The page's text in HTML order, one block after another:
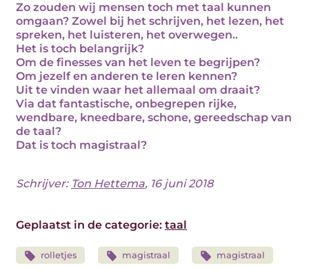
Zo zouden wij mensen toch met taal kunnen
omgaan? Zowel bij het schrijven, het lezen, het
spreken, het luisteren, het overwegen..
Het is toch belangrijk?
Om de finesses van het leven te begrijpen?
Om jezelf en anderen te leren kennen?
Uit te vinden waar het allemaal om draait?
Via dat fantastische, onbegrepen rijke,
wendbare, kneedbare, schone, gereedschap van
de taal?
Dat is toch magistraal?
Schrijver: Ton Hettema, 16 juni 2018
Geplaatst in de categorie: taal
rolletjes magistraal magistraal